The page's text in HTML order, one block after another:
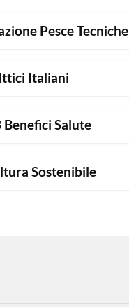
Pesce Tecniche
Italiani
Benefici Salute
Sostenibile